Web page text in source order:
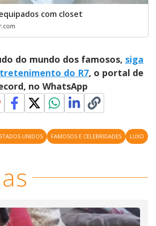
com closet
do mundo dos famosos, siga
do R7, o portal de
no WhatsApp
UNIDOS FAMOSOS E CELEBRIDADES LUXO